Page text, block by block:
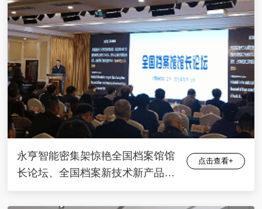
永亨智能密集架惊艳全国档案馆馆
长论坛、全国档案新技术新产品展
会
点击查看+